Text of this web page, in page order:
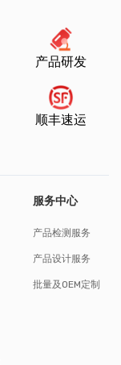
产品研发
顺丰速运
服务中心
产品检测服务
产品设计服务
批量及OEM定制